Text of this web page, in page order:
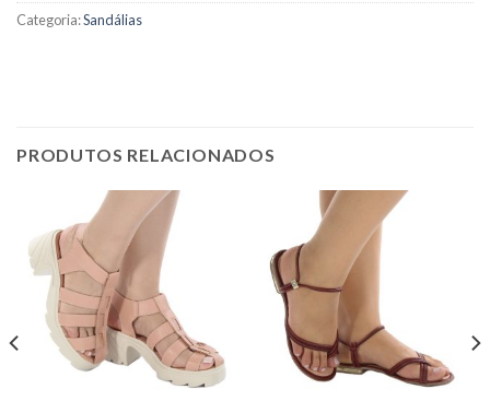
Categoria:Sandálias
PRODUTOS RELACIONADOS